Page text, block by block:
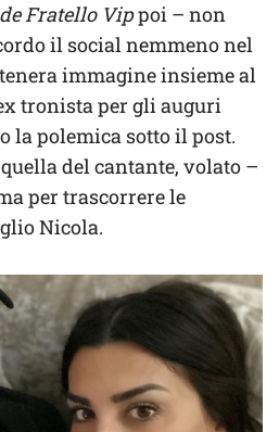
Fratello Vippoi – non
il social nemmeno nel
immagine insieme al
tronista per gli auguri
la polemica sotto il post.
del cantante, volato –
per trascorrere le
Nicola.